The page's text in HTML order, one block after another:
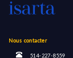
Nous contacter
514-227-8559